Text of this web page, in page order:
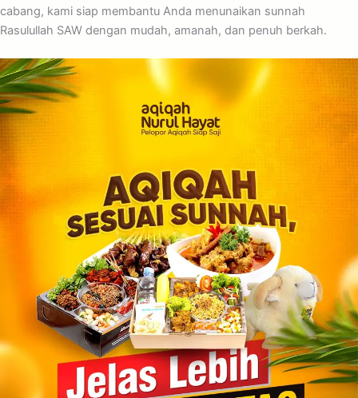
cabang, kami siap membantu Anda menunaikan sunnah
Rasulullah SAW dengan mudah, amanah, dan penuh berkah.